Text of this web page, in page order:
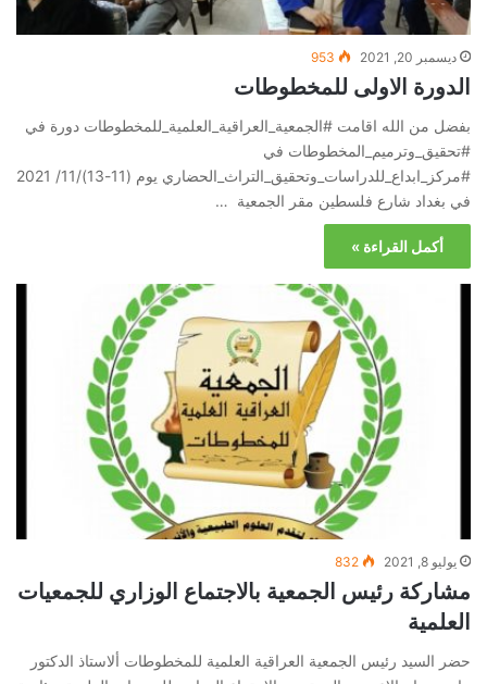
ديسمبر 20, 2021 953
الدورة الاولى للمخطوطات
بفضل من الله اقامت #الجمعية_العراقية_العلمية_للمخطوطات دورة في
#تحقيق_وترميم_المخطوطات في
#مركز_ابداع_للدراسات_وتحقيق_التراث_الحضاري يوم (11-13)/11/ 2021
في بغداد شارع فلسطين مقر الجمعية …
أكمل القراءة »
يوليو 8, 2021 832
مشاركة رئيس الجمعية بالاجتماع الوزاري للجمعيات
العلمية
حضر السيد رئيس الجمعية العراقية العلمية للمخطوطات ألاستاذ الدكتور